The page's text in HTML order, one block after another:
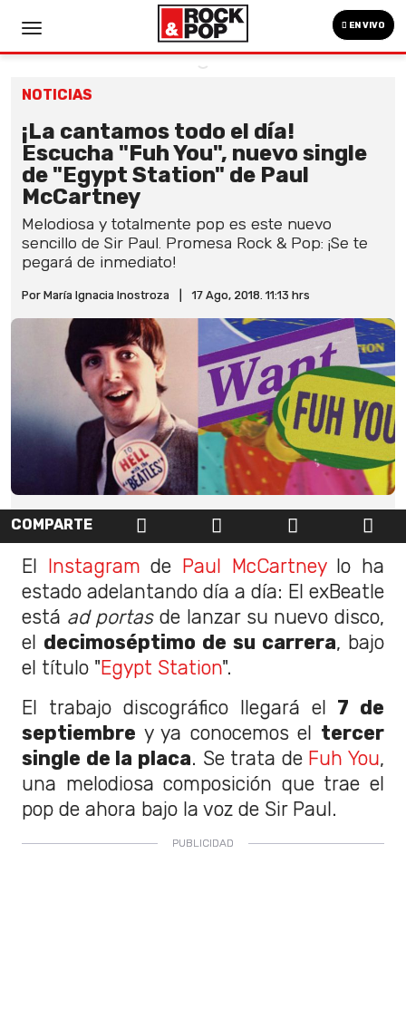
EN VIVO
NOTICIAS
¡La cantamos todo el día!
Escucha "Fuh You", nuevo single
de "Egypt Station" de Paul
McCartney
Melodiosa y totalmente pop es este nuevo
sencillo de Sir Paul. Promesa Rock & Pop: ¡Se te
pegará de inmediato!
Por María Ignacia Inostroza 17 Ago, 2018. 11:13 hrs
COMPARTE
El Instagram de Paul McCartneylo ha
estado adelantando día a día: El exBeatle
está ad portasde lanzar su nuevo disco,
el decimoséptimo de su carrera, bajo
el título "Egypt Station".
El trabajo discográfico llegará el 7 de
septiembre y ya conocemos el tercer
single de la placa. Se trata deFuh You,
una melodiosa composición que trae el
pop de ahora bajo la voz de Sir Paul.